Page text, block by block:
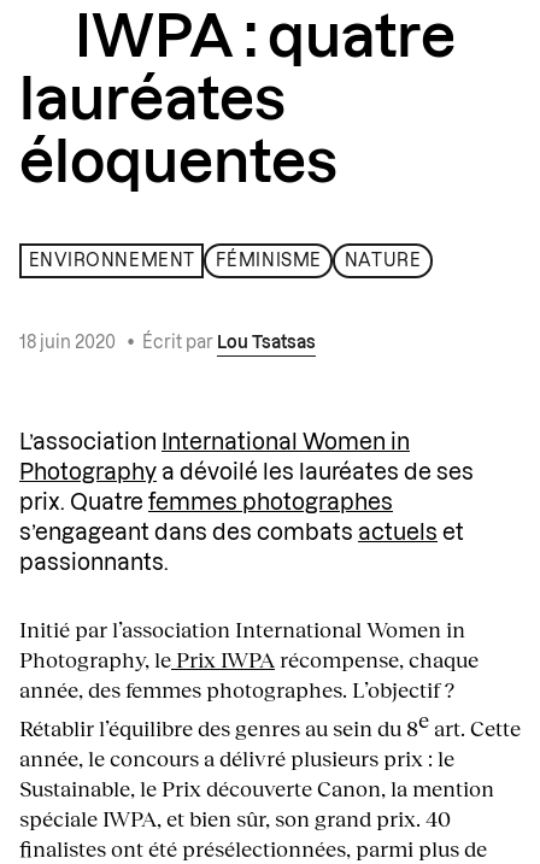
IWPA : quatre
lauréates
éloquentes
ENVIRONNEMENT FÉMINISME NATURE
18 juin 2020 • Écrit par Lou Tsatsas
L’association
International Women in
Photography a dévoilé les lauréates de ses
prix. Quatre femmes photographes
s’engageant dans des combats actuels et
passionnants.
Initié par l’association International Women in
Photography, le Prix IWPA récompense, chaque
année, des femmes photographes. L’objectif ?
Rétablir l’équilibre des genres au sein du 8e art. Cette
année, le concours a délivré plusieurs prix : le
Sustainable, le Prix découverte Canon, la mention
spéciale IWPA, et bien sûr, son grand prix. 40
finalistes ont été présélectionnées, parmi plus de